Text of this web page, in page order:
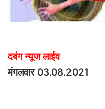
दबंग न्यूज लाईव
मंगलवार 03.08.2021